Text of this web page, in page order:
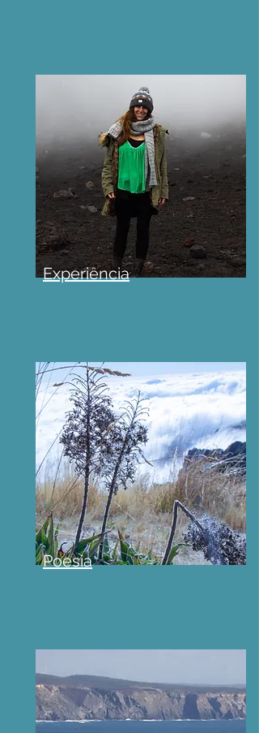
Experiência
Poesia